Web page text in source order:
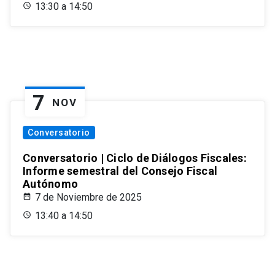
13:30 a 14:50
7 NOV
Conversatorio
Conversatorio | Ciclo de Diálogos Fiscales:
Informe semestral del Consejo Fiscal
Autónomo
7 de Noviembre de 2025
13:40 a 14:50